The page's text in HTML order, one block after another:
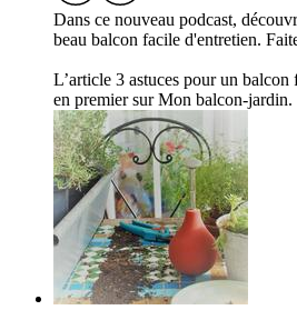
Dans ce nouveau podcast,
beau balcon facile d'entretien.
L’article 3 astuces pour un balcon
en premier sur Mon balcon-jardin.